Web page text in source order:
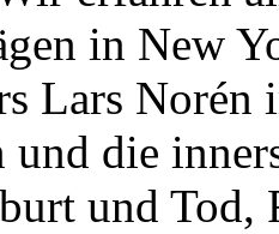
in New
Lars Norén
und die
und